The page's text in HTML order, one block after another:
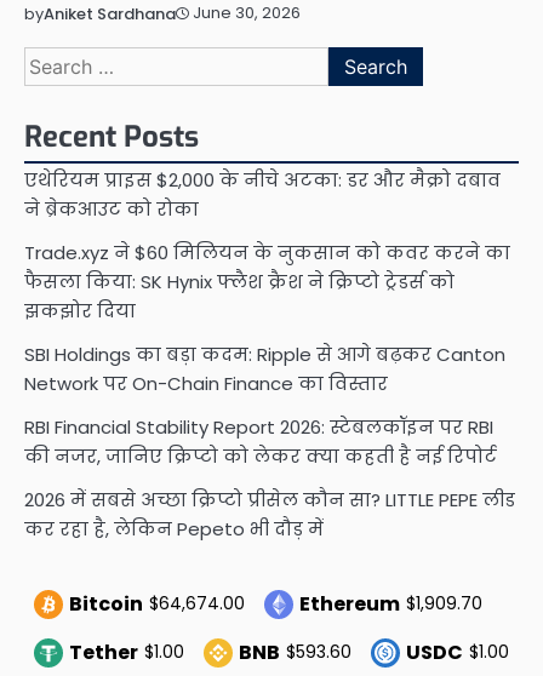
byAniket Sardhana June 30, 2026
Search
for:
Recent Posts
एथेरियम प्राइस $2,000 के नीचे अटका: डर और मैक्रो दबाव
ने ब्रेकआउट को रोका
Trade.xyz ने $60 मिलियन के नुकसान को कवर करने का
फैसला किया: SK Hynix फ्लैश क्रैश ने क्रिप्टो ट्रेडर्स को
झकझोर दिया
SBI Holdings का बड़ा कदम: Ripple से आगे बढ़कर Canton
Network पर On-Chain Finance का विस्तार
RBI Financial Stability Report 2026: स्टेबलकॉइन पर RBI
की नजर, जानिए क्रिप्टो को लेकर क्या कहती है नई रिपोर्ट
2026 में सबसे अच्छा क्रिप्टो प्रीसेल कौन सा? LITTLE PEPE लीड
कर रहा है, लेकिन Pepeto भी दौड़ में
Bitcoin $64,674.00 Ethereum $1,909.70
Tether $1.00 BNB $593.60 USDC $1.00